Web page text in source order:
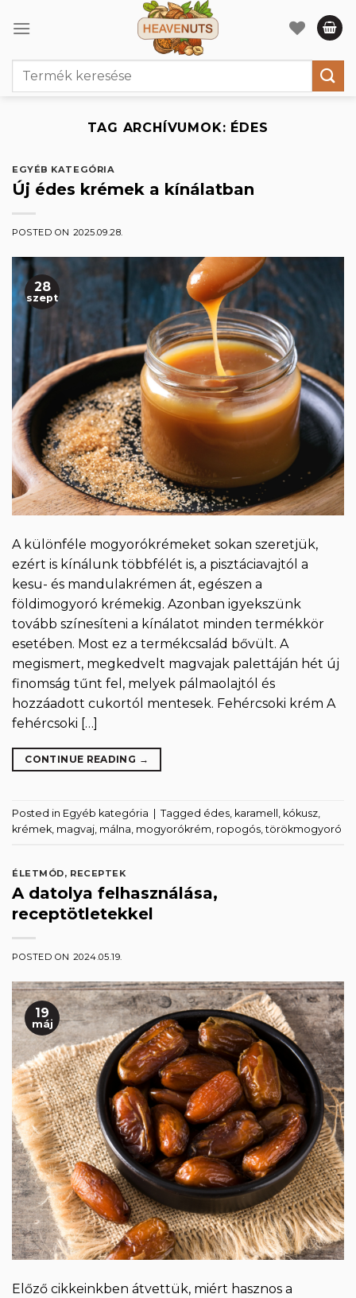
Keresés
TAG ARCHÍVUMOK: ÉDES
EGYÉB KATEGÓRIA
Új édes krémek a kínálatban
POSTED ON 2025.09.28.
28
szept
A különféle mogyorókrémeket sokan szeretjük,
ezért is kínálunk többfélét is, a pisztáciavajtól a
kesu- és mandulakrémen át, egészen a
földimogyoró krémekig. Azonban igyekszünk
tovább színesíteni a kínálatot minden termékkör
esetében. Most ez a termékcsalád bővült. A
megismert, megkedvelt magvajak palettáján hét új
finomság tűnt fel, melyek pálmaolajtól és
hozzáadott cukortól mentesek. Fehércsoki krém A
fehércsoki […]
CONTINUE READING →
Posted in Egyéb kategória Tagged édes, karamell , kókusz,
krémek, magvaj, málna, mogyorókrém, ropogós,törökmogyoró
ÉLETMÓD, RECEPTEK
A datolya felhasználása,
receptötletekkel
POSTED ON 2024.05.19.
19
máj
Előző cikkeinkben átvettük, miért hasznos a